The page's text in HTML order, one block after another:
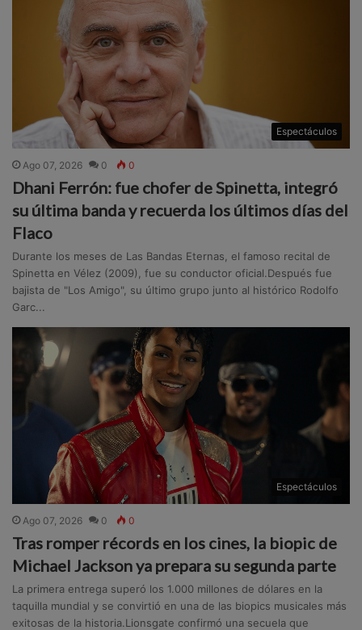
Espectáculos
Ago 07, 2026 0 0
Dhani Ferrón: fue chofer de Spinetta, integró
su última banda y recuerda los últimos días del
Flaco
Durante los meses de Las Bandas Eternas, el famoso recital de
Spinetta en Vélez (2009), fue su conductor oficial.Después fue
bajista de "Los Amigo", su último grupo junto al histórico Rodolfo
Garc...
Espectáculos
Ago 07, 2026 0 0
Tras romper récords en los cines, la biopic de
Michael Jackson ya prepara su segunda parte
La primera entrega superó los 1.000 millones de dólares en la
taquilla mundial y se convirtió en una de las biopics musicales más
exitosas de la historia.Lionsgate confirmó una secuela que